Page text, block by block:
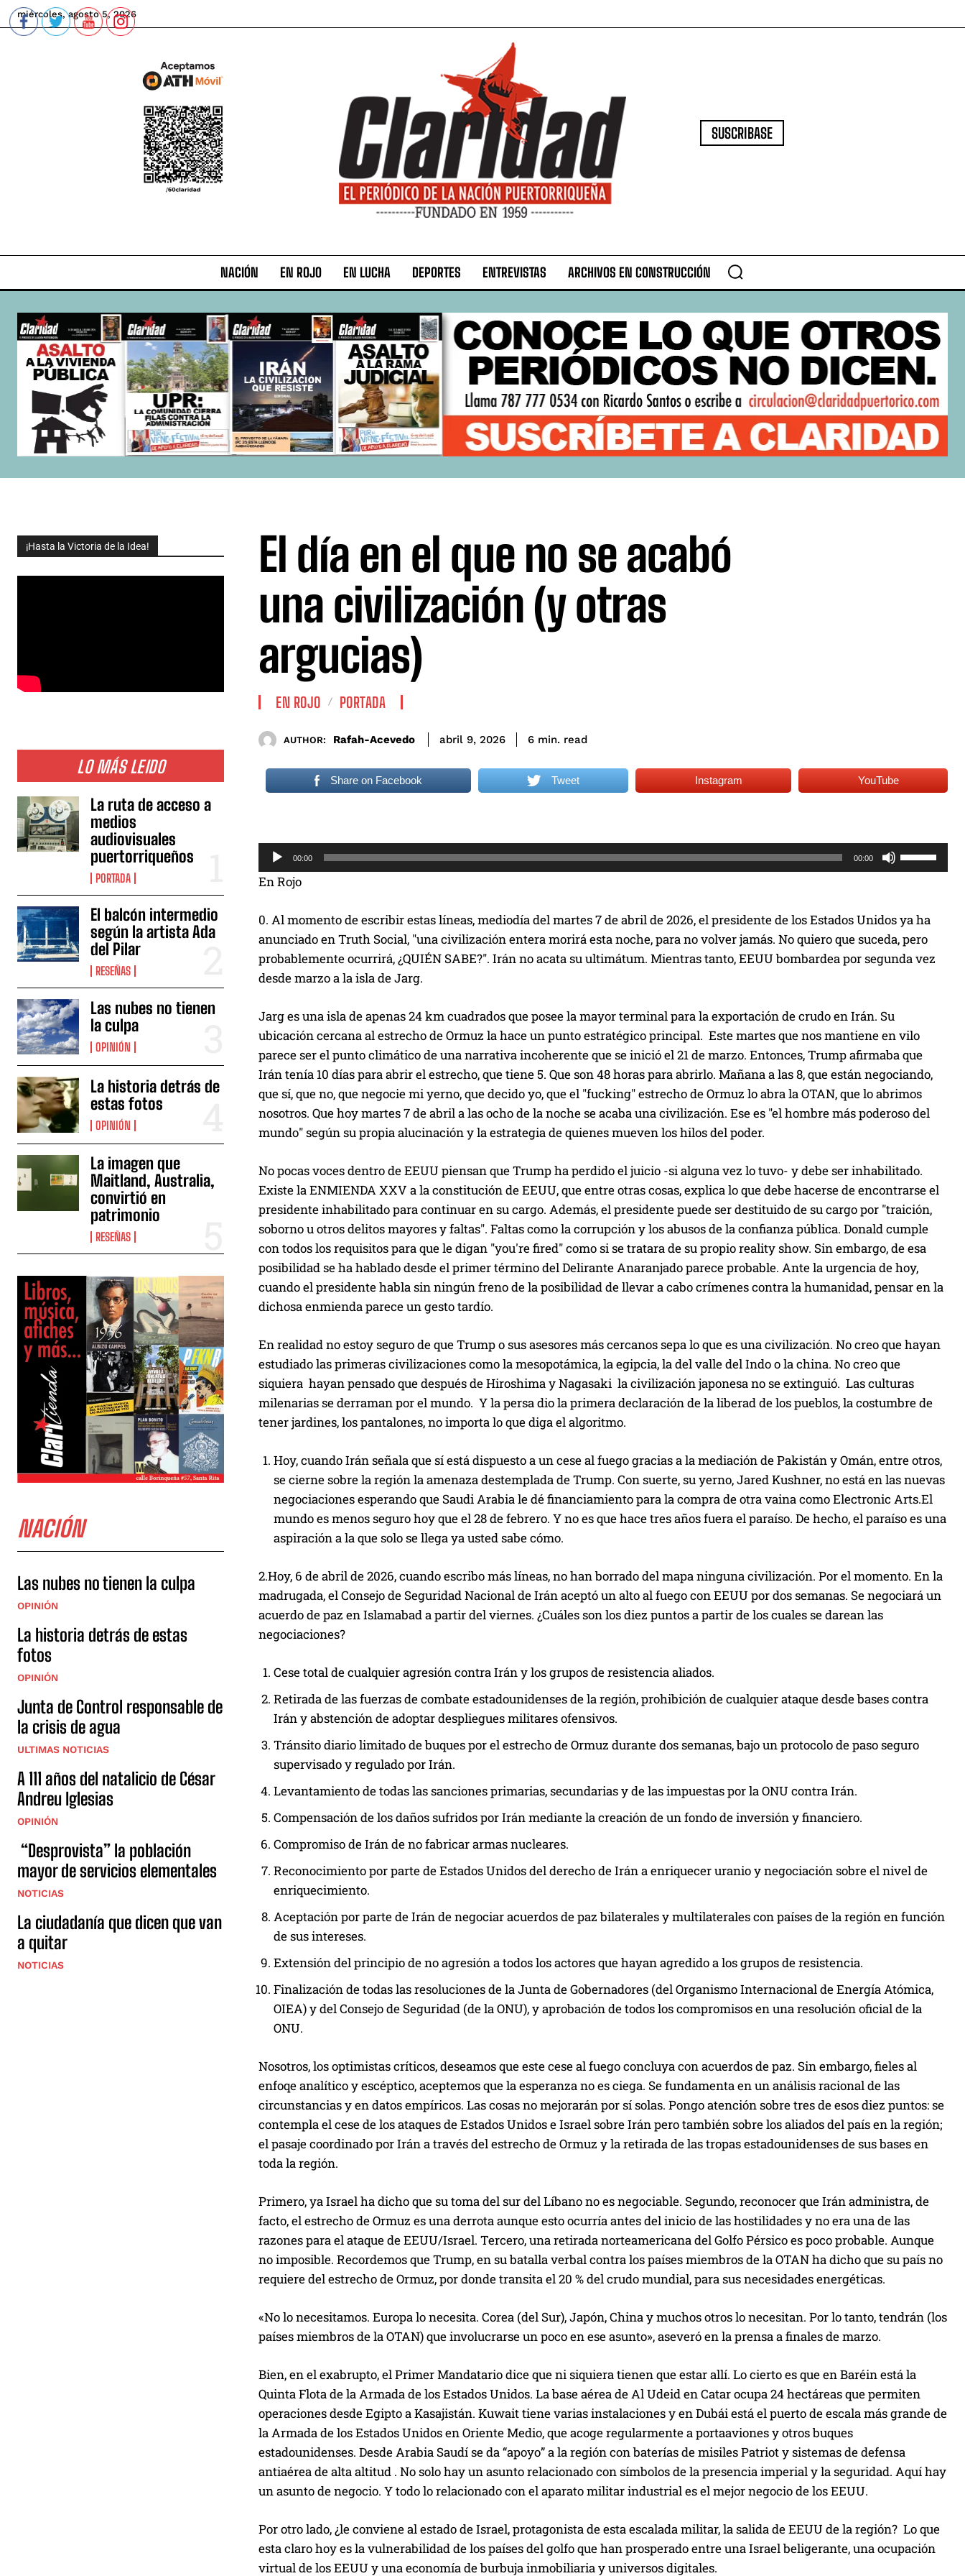
miércoles, agosto 5, 2026
SUSCRIBASE
NACIÓN EN ROJO EN LUCHA DEPORTES ENTREVISTAS ARCHIVOS EN CONSTRUCCIÓN
¡Hasta la Victoria de la Idea!
LO MÁS LEIDO
La ruta de acceso a
medios
audiovisuales
puertorriqueños
PORTADA
El balcón intermedio
según la artista Ada
del Pilar
RESEÑAS
Las nubes no tienen
la culpa
OPINIÓN
La historia detrás de
estas fotos
OPINIÓN
La imagen que
Maitland, Australia,
convirtió en
patrimonio
RESEÑAS
NACIÓN
Las nubes no tienen la culpa
OPINIÓN
La historia detrás de estas
fotos
OPINIÓN
Junta de Control responsable de
la crisis de agua
ULTIMAS NOTICIAS
A 111 años del natalicio de César
Andreu Iglesias
OPINIÓN
“Desprovista” la población
mayor de servicios elementales
NOTICIAS
La ciudadanía que dicen que van
a quitar
NOTICIAS
El día en el que no se acabó
una civilización (y otras
argucias)
EN ROJO PORTADA
AUTHOR: Rafah-Acevedo abril 9, 2026 6 min. read
Share on Facebook Tweet Instagram YouTube
e
p
o
d
u
c
o
r
d
e
a
u
d
i
o
00:00 00:00
U
t
i
z
a
a
r
n
a
u
l
v
u
e
n
.
En Rojo
0. Al momento de escribir estas líneas, mediodía del martes 7 de abril de 2026, el presidente de los Estados Unidos ya ha
anunciado en Truth Social, "una civilización entera morirá esta noche, para no volver jamás. No quiero que suceda, pero
probablemente ocurrirá, ¿QUIÉN SABE?". Irán no acata su ultimátum. Mientras tanto, EEUU bombardea por segunda vez
desde marzo a la isla de Jarg.
Jarg es una isla de apenas 24 km cuadrados que posee la mayor terminal para la exportación de crudo en Irán. Su
ubicación cercana al estrecho de Ormuz la hace un punto estratégico principal. Este martes que nos mantiene en vilo
parece ser el punto climático de una narrativa incoherente que se inició el 21 de marzo. Entonces, Trump afirmaba que
Irán tenía 10 días para abrir el estrecho, que tiene 5. Que son 48 horas para abrirlo. Mañana a las 8, que están negociando,
que sí, que no, que negocie mi yerno, que decido yo, que el "fucking" estrecho de Ormuz lo abra la OTAN, que lo abrimos
nosotros. Que hoy martes 7 de abril a las ocho de la noche se acaba una civilización. Ese es "el hombre más poderoso del
mundo" según su propia alucinación y la estrategia de quienes mueven los hilos del poder.
No pocas voces dentro de EEUU piensan que Trump ha perdido el juicio -si alguna vez lo tuvo- y debe ser inhabilitado.
Existe la ENMIENDA XXV a la constitución de EEUU, que entre otras cosas, explica lo que debe hacerse de encontrarse el
presidente inhabilitado para continuar en su cargo. Además, el presidente puede ser destituido de su cargo por "traición,
soborno u otros delitos mayores y faltas". Faltas como la corrupción y los abusos de la confianza pública. Donald cumple
con todos los requisitos para que le digan "you're fired" como si se tratara de su propio reality show. Sin embargo, de esa
posibilidad se ha hablado desde el primer término del Delirante Anaranjado parece probable. Ante la urgencia de hoy,
cuando el presidente habla sin ningún freno de la posibilidad de llevar a cabo crímenes contra la humanidad, pensar en la
dichosa enmienda parece un gesto tardío.
En realidad no estoy seguro de que Trump o sus asesores más cercanos sepa lo que es una civilización. No creo que hayan
estudiado las primeras civilizaciones como la mesopotámica, la egipcia, la del valle del Indo o la china. No creo que
siquiera hayan pensado que después de Hiroshima y Nagasaki la civilización japonesa no se extinguió. Las culturas
milenarias se derraman por el mundo. Y la persa dio la primera declaración de la liberad de los pueblos, la costumbre de
tener jardines, los pantalones, no importa lo que diga el algoritmo.
Hoy, cuando Irán señala que sí está dispuesto a un cese al fuego gracias a la mediación de Pakistán y Omán, entre otros,
se cierne sobre la región la amenaza destemplada de Trump. Con suerte, su yerno, Jared Kushner, no está en las nuevas
negociaciones esperando que Saudi Arabia le dé financiamiento para la compra de otra vaina como Electronic Arts.El
mundo es menos seguro hoy que el 28 de febrero. Y no es que hace tres años fuera el paraíso. De hecho, el paraíso es una
aspiración a la que solo se llega ya usted sabe cómo.
2.Hoy, 6 de abril de 2026, cuando escribo más líneas, no han borrado del mapa ninguna civilización. Por el momento. En la
madrugada, el Consejo de Seguridad Nacional de Irán aceptó un alto al fuego con EEUU por dos semanas. Se negociará un
acuerdo de paz en Islamabad a partir del viernes. ¿Cuáles son los diez puntos a partir de los cuales se darean las
negociaciones?
Cese total de cualquier agresión contra Irán y los grupos de resistencia aliados.
Retirada de las fuerzas de combate estadounidenses de la región, prohibición de cualquier ataque desde bases contra
Irán y abstención de adoptar despliegues militares ofensivos.
Tránsito diario limitado de buques por el estrecho de Ormuz durante dos semanas, bajo un protocolo de paso seguro
supervisado y regulado por Irán.
Levantamiento de todas las sanciones primarias, secundarias y de las impuestas por la ONU contra Irán.
Compensación de los daños sufridos por Irán mediante la creación de un fondo de inversión y financiero.
Compromiso de Irán de no fabricar armas nucleares.
Reconocimiento por parte de Estados Unidos del derecho de Irán a enriquecer uranio y negociación sobre el nivel de
enriquecimiento.
Aceptación por parte de Irán de negociar acuerdos de paz bilaterales y multilaterales con países de la región en función
de sus intereses.
Extensión del principio de no agresión a todos los actores que hayan agredido a los grupos de resistencia.
Finalización de todas las resoluciones de la Junta de Gobernadores (del Organismo Internacional de Energía Atómica,
OIEA) y del Consejo de Seguridad (de la ONU), y aprobación de todos los compromisos en una resolución oficial de la
ONU.
Nosotros, los optimistas críticos, deseamos que este cese al fuego concluya con acuerdos de paz. Sin embargo, fieles al
enfoqe analítico y escéptico, aceptemos que la esperanza no es ciega. Se fundamenta en un análisis racional de las
circunstancias y en datos empíricos. Las cosas no mejorarán por sí solas. Pongo atención sobre tres de esos diez puntos: se
contempla el cese de los ataques de Estados Unidos e Israel sobre Irán pero también sobre los aliados del país en la región;
el pasaje coordinado por Irán a través del estrecho de Ormuz y la retirada de las tropas estadounidenses de sus bases en
toda la región.
Primero, ya Israel ha dicho que su toma del sur del Líbano no es negociable. Segundo, reconocer que Irán administra, de
facto, el estrecho de Ormuz es una derrota aunque esto ocurría antes del inicio de las hostilidades y no era una de las
razones para el ataque de EEUU/Israel. Tercero, una retirada norteamericana del Golfo Pérsico es poco probable. Aunque
no imposible. Recordemos que Trump, en su batalla verbal contra los países miembros de la OTAN ha dicho que su país no
requiere del estrecho de Ormuz, por donde transita el 20 % del crudo mundial, para sus necesidades energéticas.
«No lo necesitamos. Europa lo necesita. Corea (del Sur), Japón, China y muchos otros lo necesitan. Por lo tanto, tendrán (los
países miembros de la OTAN) que involucrarse un poco en ese asunto», aseveró en la prensa a finales de marzo.
Bien, en el exabrupto, el Primer Mandatario dice que ni siquiera tienen que estar allí. Lo cierto es que en Baréin está la
Quinta Flota de la Armada de los Estados Unidos. La base aérea de Al Udeid en Catar ocupa 24 hectáreas que permiten
operaciones desde Egipto a Kasajistán. Kuwait tiene varias instalaciones y en Dubái está el puerto de escala más ​grande de
la Armada de los Estados Unidos en Oriente Medio, ‌que acoge regularmente a portaaviones y otros buques
estadounidenses. Desde Arabia Saudí se da “apoyo” a la región con baterías de misiles Patriot y sistemas de defensa
antiaérea de alta altitud . No solo hay un asunto relacionado con símbolos de la presencia imperial y la seguridad. Aquí hay
un asunto de negocio. Y todo lo relacionado con el aparato militar industrial es el mejor negocio de los EEUU.
Por otro lado, ¿le conviene al estado de Israel, protagonista de esta escalada militar, la salida de EEUU de la región? Lo que
esta claro hoy es la vulnerabilidad de los países del golfo que han prosperado entre una Israel beligerante, una ocupación
virtual de los EEUU y una economía de burbuja inmobiliaria y universos digitales.